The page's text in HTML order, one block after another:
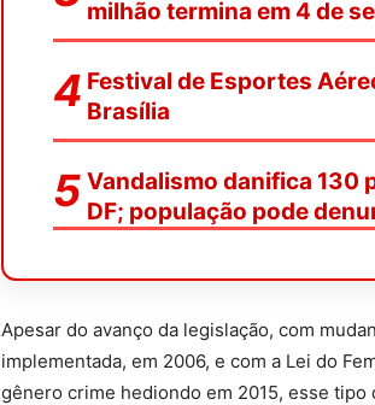
milhão termina em 4 de
Festival de Esportes
Brasília
Vandalismo danifica 130
DF; população pode
Apesar do avanço da legislação, com
implementada, em 2006, e com a Lei do
gênero crime hediondo em 2015, esse